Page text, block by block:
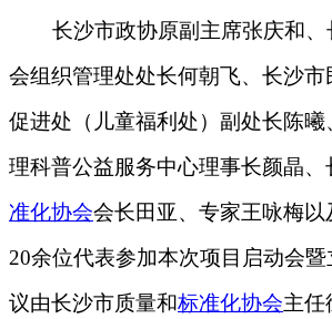
长沙市政协原副主席张庆和
会组织管理处处长何朝飞、长沙市
促进处（儿童福利处）副处长陈
理科普公益服务中心理事长颜晶、
准化协会会长田亚、专家王咏梅
20余位代表参加本次项目启动会
议由长沙市质量和标准化协会主任